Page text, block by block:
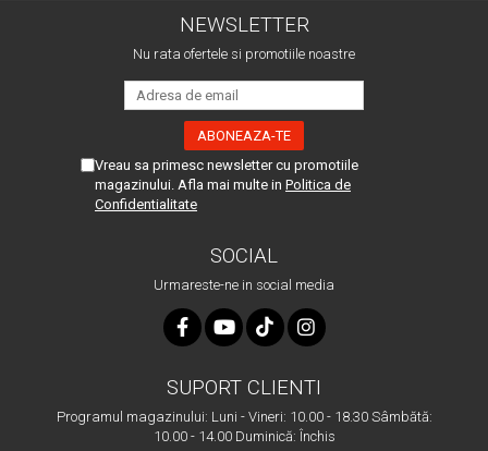
NEWSLETTER
Nu rata ofertele si promotiile noastre
Vreau sa primesc newsletter cu promotiile
magazinului. Afla mai multe in Politica de
Confidentialitate
SOCIAL
Urmareste-ne in social media
SUPORT CLIENTI
Programul magazinului: Luni - Vineri: 10.00 - 18.30 Sâmbătă:
10.00 - 14.00 Duminică: Închis